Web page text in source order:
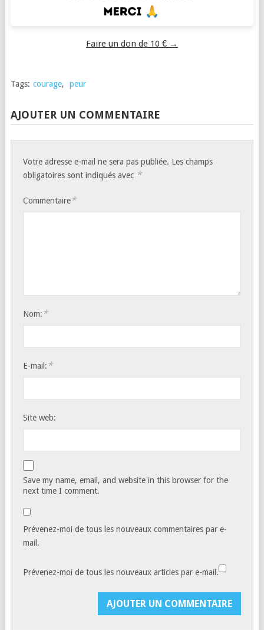
Faire un don de 10 € →
Tags: courage, peur
AJOUTER UN COMMENTAIRE
Votre adresse e-mail ne sera pas publiée. Les champs
obligatoires sont indiqués avec *
Commentaire*
Nom: *
E-mail: *
Site web:
Save my name, email, and website in this browser for the
next time I comment.
Prévenez-moi de tous les nouveaux commentaires par e-
mail.
Prévenez-moi de tous les nouveaux articles par e-mail.